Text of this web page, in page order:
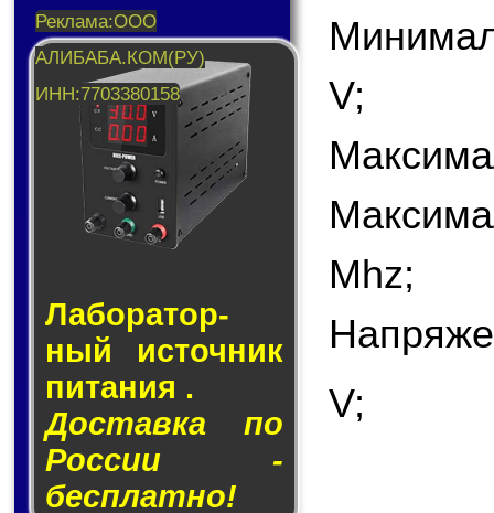
Лаборатор­
ный ис­точ­ник
пи­та­ния .
Доставка по
России -
бесплатно!
V;
Mhz;
V;